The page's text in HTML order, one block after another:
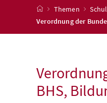
Startseite
Themen
Verordnung der
BHS,